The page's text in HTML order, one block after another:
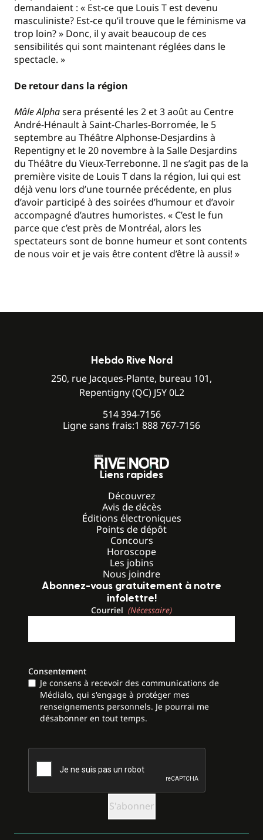
demandaient : « Est-ce que Louis T est devenu
masculiniste? Est-ce qu’il trouve que le féminisme va
trop loin? » Donc, il y avait beaucoup de ces
sensibilités qui sont maintenant réglées dans le
spectacle. »
De retour dans la région
Mâle Alphasera présenté les 2 et 3 août au Centre
André-Hénault à Saint-Charles-Borromée, le 5
septembre au Théâtre Alphonse-Desjardins à
Repentigny et le 20 novembre à la Salle Desjardins
du Théâtre du Vieux-Terrebonne. Il ne s’agit pas de la
première visite de Louis T dans la région, lui qui est
déjà venu lors d’une tournée précédente, en plus
d’avoir participé à des soirées d’humour et d’avoir
accompagné d’autres humoristes. « C’est le fun
parce que c’est près de Montréal, alors les
spectateurs sont de bonne humeur et sont contents
de nous voir et je vais être content d’être là aussi! »
Hebdo Rive Nord
250, rue Jacques-Plante, bureau 101,
Repentigny (QC) J5Y 0L2
514 394-7156
Ligne sans frais:1 888 767-7156
Liens rapides
Découvrez
Avis de décès
Éditions électroniques
Points de dépôt
Concours
Horoscope
Les jobins
Nous joindre
Abonnez-vous gratuitement à notre
infolettre!
Courriel (Nécessaire)
Consentement
Je consens à recevoir des communications de
Médialo, qui s'engage à protéger mes
renseignements personnels. Je pourrai me
désabonner en tout temps.
CAPTCHA